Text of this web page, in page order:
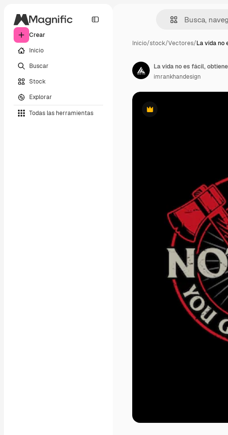
Crear
Inicio
Buscar
Stock
Explorar
Todas las herramientas
Inicio/stock/Vectores/La vida no
Premium
La vida no es fácil,
imrankhandesign